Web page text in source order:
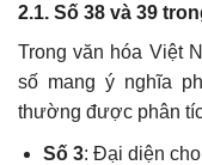
2.1. Số 38 và 39
Trong văn hóa Việt
số mang ý nghĩa
thường được phân
Số 3: Đại diện